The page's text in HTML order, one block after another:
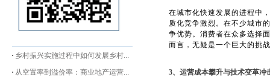
乡村振兴实施过程中如何发展乡村...
从空置率到溢价率：商业地产运营...
在城市化快速发展的进程中
质化竞争激烈。在不少城市
争优势。消费者在众多选择
而言，无疑是一个巨大的挑
3、运营成本攀升与技术变革冲